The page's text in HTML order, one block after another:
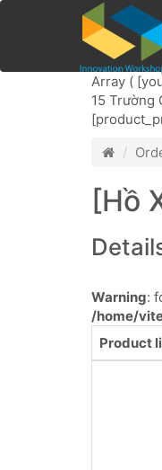
Array (
15 Trường
[Hồ
Warning:
/home/
Product